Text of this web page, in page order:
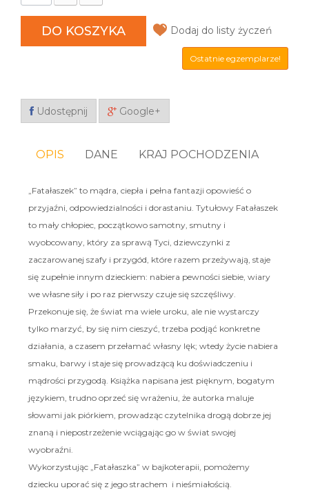
DO KOSZYKA Dodaj do listy życzeń
Ostatnie egzemplarze!
Udostępnij Google+
OPIS DANE KRAJ POCHODZENIA
„Fatałaszek” to mądra ciepła i pełna fantazji opowieść o
przyjaźni, odpowiedzialności i dorastaniu. Tytułowy Fatałaszek
to mały chłopiec, początkowo samotny, smutny i
wyobcowany, który za sprawą Tyci, dziewczynki z
zaczarowanej szafy i przygód, które razem przeżywają, staje
się zupełnie innym dzieckiem: nabiera pewności siebie, wiary
we własne siły i po raz pierwszy czuje się szczęśliwy.
Przekonuje się, że świat ma wiele uroku, ale nie wystarczy
tylko marzyć , by się nim cieszyć, trzeba podjąć konkretne
działania , a czasem przełamać własny lęk; wtedy życie nabiera
smaku, barwy i staje się prowadzącą ku doświadczeniu i
mądrości przygodą. Książka napisana jest pięknym, bogatym
językiem, trudno oprzeć się wrażeniu, że autorka maluje
słowami jak piórkiem, prowadząc czytelnika drogą dobrze jej
znaną i niepostrzeżenie wciągając go w świat swojej
wyobraźni.
Wykorzystując „Fatałaszka” w bajkoterapii, pomożemy
dziecku uporać się z jego strachem i nieśmiałością.